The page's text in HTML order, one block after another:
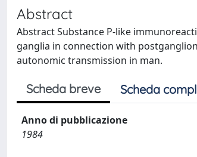
Abstract
Abstract Substance P-like
ganglia in connection with
autonomic transmission in man.
Scheda breve Scheda
Anno di pubblicazione
1984